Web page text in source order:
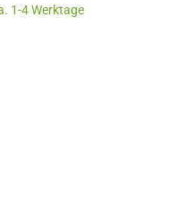
1-4 Werktage